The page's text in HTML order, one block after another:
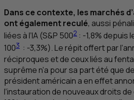
Dans ce contexte, les marchés
ont également reculé, aussi
liées à l’IA (S&P 5002 : -1,8% depuis
1003 : -3,3%). Le répit offert par
réciproques et de ceux liés au
suprême n’a pour sa part été que
président américain a en effet
l’instauration de nouveaux droits